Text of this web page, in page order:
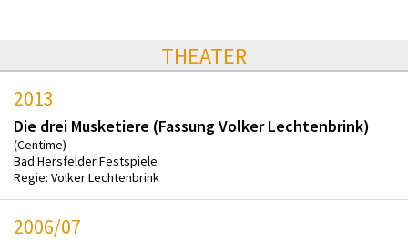
THEATER
2013
Die drei Musketiere (Fassung Volker Lechtenbrink)
(Centime)
Bad Hersfelder Festspiele
Regie: Volker Lechtenbrink
2006/07